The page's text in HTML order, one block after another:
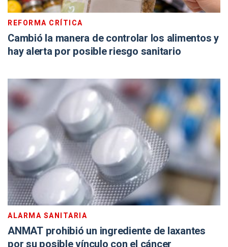
REFORMA CRÍTICA
Cambió la manera de controlar los alimentos y
hay alerta por posible riesgo sanitario
ALARMA SANITARIA
ANMAT prohibió un ingrediente de laxantes